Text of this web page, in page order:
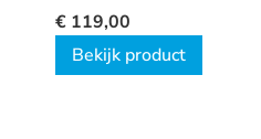
€ 119,00
Bekijk product